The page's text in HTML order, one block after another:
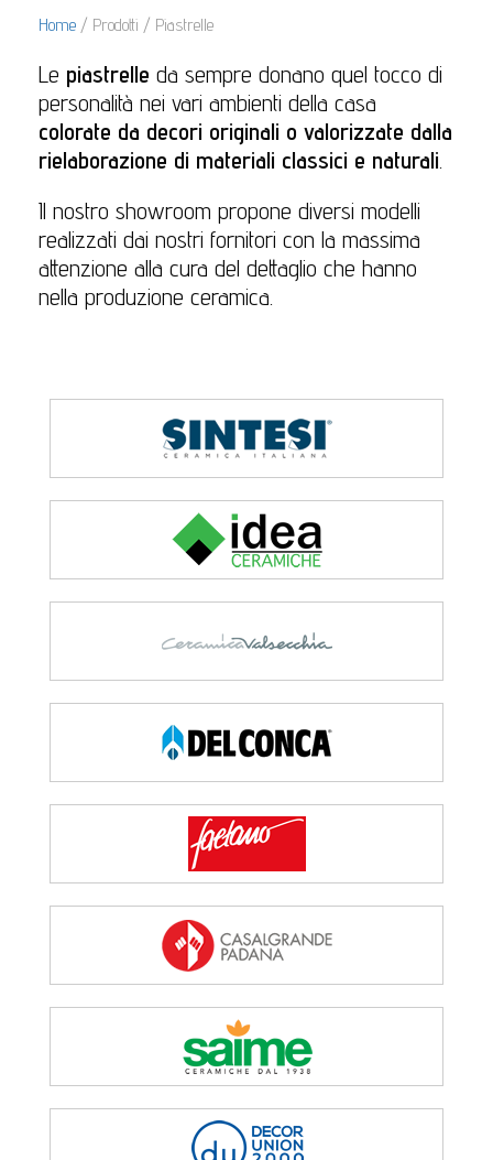
Home / Prodotti / Piastrelle
Le piastrelle da sempre donano quel tocco di
personalità nei vari ambienti della casa
colorate da decori originali o valorizzate dalla
rielaborazione di materiali classici e naturali
Il nostro showroom propone diversi modelli
realizzati dai nostri fornitori con la massima
attenzione alla cura del dettaglio che hanno
nella produzione ceramica.